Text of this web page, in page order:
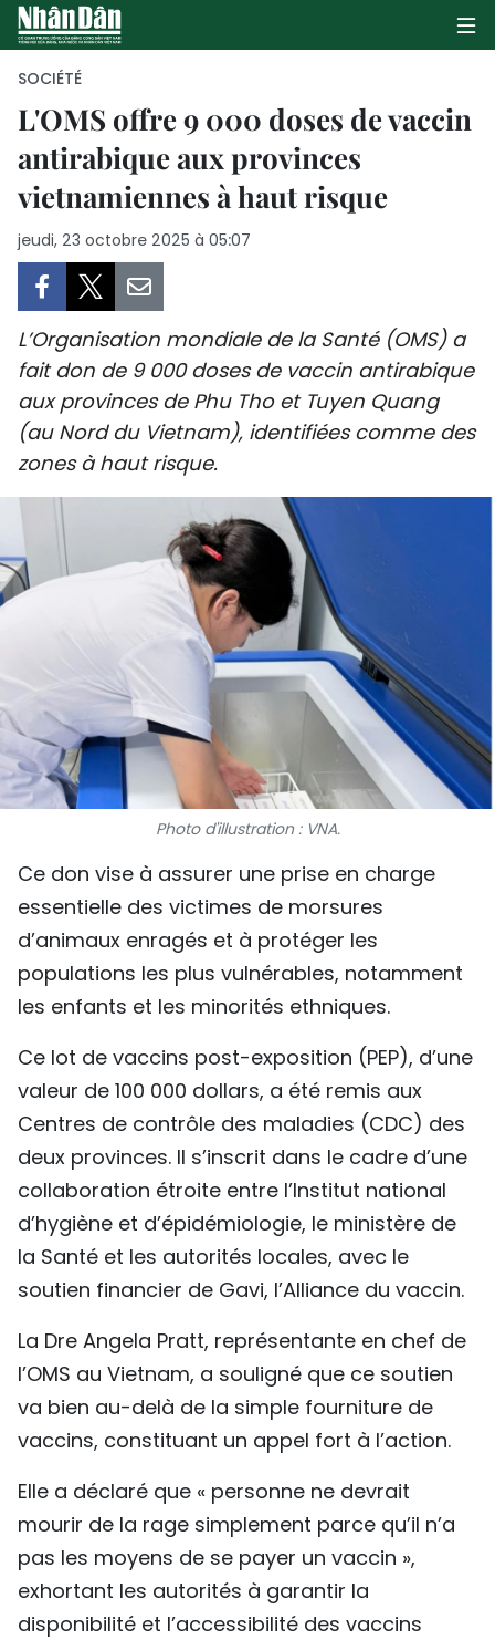
PAGE D'ACCUEIL
POLITIQUE
CULTURE
TOURISME
ENVIRONNEMENT
SPORT
FRANCOPHONIE
PAYS NATAL
INTERNATIONAL
MÉGASTORIE
INFOGRAPHIE
PHOTO
VIDÉO
À PROPOS DU "PEUPLE"
TIẾNG VIỆT
ENGLISH
中文
РУССКИЙ
ESPAÑOL
SOCIÉTÉ
L'OMS offre 9 000 doses de vaccin
antirabique aux provinces
vietnamiennes à haut risque
jeudi, 23 octobre 2025 à 05:07
L’Organisation mondiale de la Santé (OMS) a
fait don de 9 000 doses de vaccin antirabique
aux provinces de Phu Tho et Tuyen Quang
(au Nord du Vietnam), identifiées comme des
zones à haut risque.
Photo d'illustration : VNA.
Ce don vise à assurer une prise en charge
essentielle des victimes de morsures
d’animaux enragés et à protéger les
populations les plus vulnérables, notamment
les enfants et les minorités ethniques.
Ce lot de vaccins post-exposition (PEP), d’une
valeur de 100 000 dollars, a été remis aux
Centres de contrôle des maladies (CDC) des
deux provinces. Il s’inscrit dans le cadre d’une
collaboration étroite entre l’Institut national
d’hygiène et d’épidémiologie, le ministère de
la Santé et les autorités locales, avec le
soutien financier de Gavi, l’Alliance du vaccin.
La Dre Angela Pratt, représentante en chef de
l’OMS au Vietnam, a souligné que ce soutien
va bien au-delà de la simple fourniture de
vaccins, constituant un appel fort à l’action.
Elle a déclaré que « personne ne devrait
mourir de la rage simplement parce qu’il n’a
pas les moyens de se payer un vaccin »,
exhortant les autorités à garantir la
disponibilité et l’accessibilité des vaccins